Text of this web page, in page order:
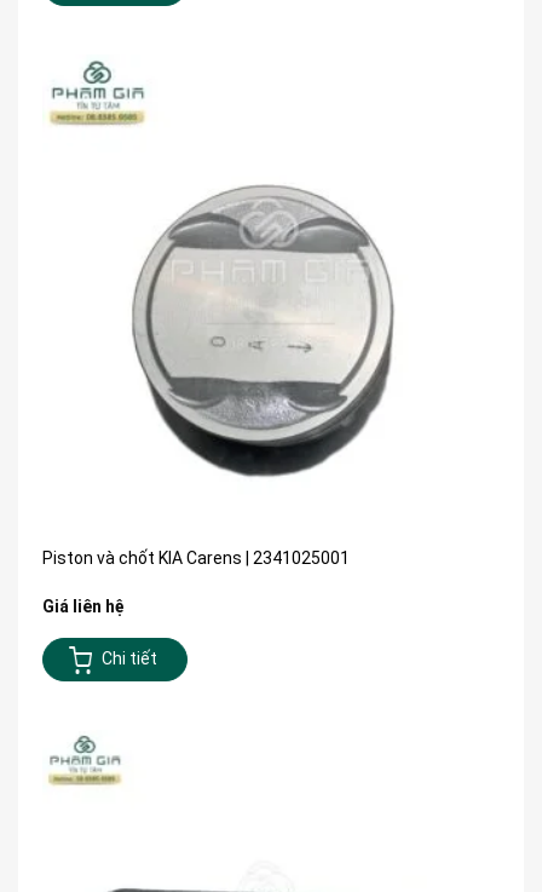
Piston và chốt KIA Carens | 2341025001
Giá liên hệ
Chi tiết